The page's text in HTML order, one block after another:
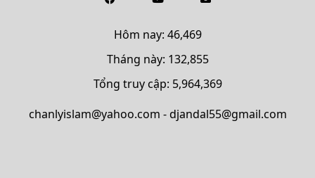
Hôm nay: 46,469
Tháng này: 132,855
Tổng truy cập: 5,964,369
chanlyislam@yahoo.com - djandal55@gmail.com